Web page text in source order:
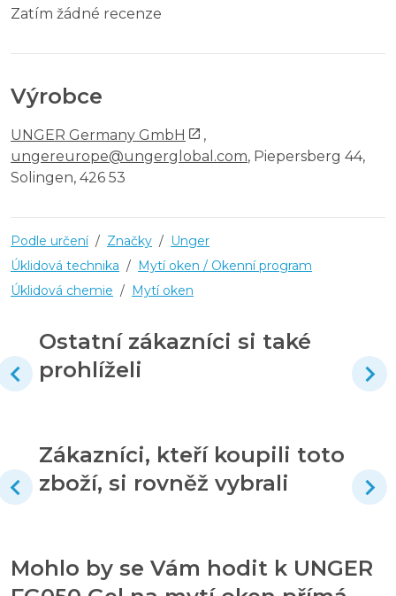
Zatím žádné recenze
Výrobce
UNGER Germany GmbH
,
ungereurope@ungerglobal.com, Piepersberg 44,
Solingen, 426 53
Podle určení / Značky / Unger
Úklidová technika / Mytí oken / Okenní program
Úklidová chemie / Mytí oken
Ostatní zákazníci si také
prohlíželi
Zákazníci, kteří koupili toto
zboží, si rovněž vybrali
Mohlo by se Vám hodit k UNGER